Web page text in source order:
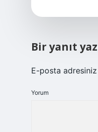
Bir yanıt
E-posta
Yorum